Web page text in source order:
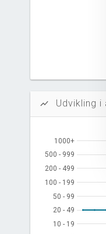
show_chart Udvikling i
10 - 19
10 - 19
20 - 49
20 - 49
50 - 99
50 - 99
100 - 199
100 - 199
200 - 499
200 - 499
500 - 999
500 - 999
1000+
1000+